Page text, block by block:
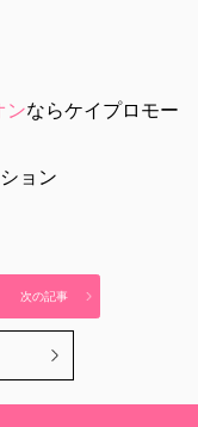
ンならケイプロモー
ョン
次の記事